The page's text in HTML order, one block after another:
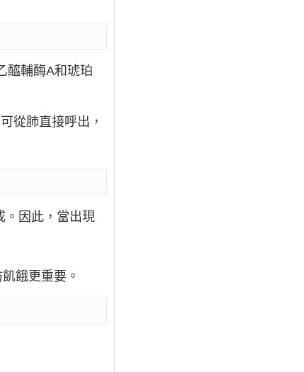
醯輔酶A和琥珀
從肺直接呼出，
。因此，當出現
餓更重要。